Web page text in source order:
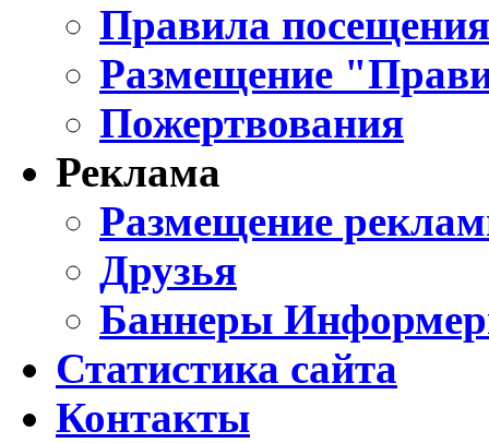
Правила
Размещение
Пожертвования
Реклама
Размещение
Друзья
Баннеры
Статистика сайта
Контакты